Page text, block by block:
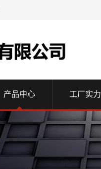
产品中心 工厂实力